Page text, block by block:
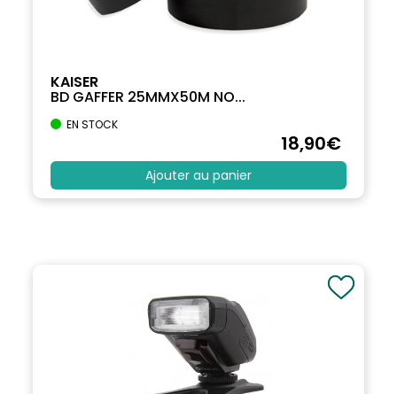
KAISER
BD GAFFER 25MMX50M NO...
EN STOCK
18,90€
Ajouter au panier